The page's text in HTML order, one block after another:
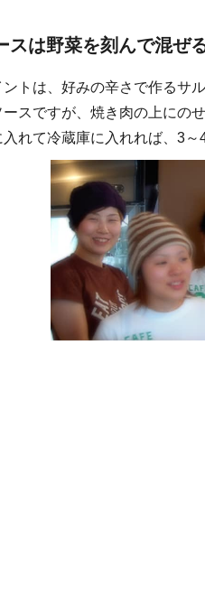
スは野菜を刻んで混ぜ
トは、好みの辛さで作るサ
スですが、焼き肉の上にの
れて冷蔵庫に入れれば、3～